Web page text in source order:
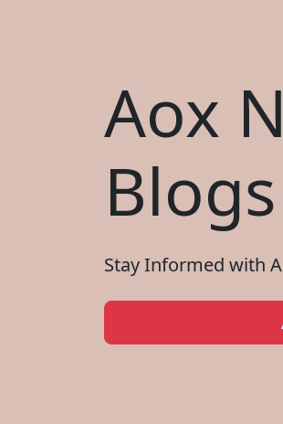
Aox
Blogs
Stay Informed with